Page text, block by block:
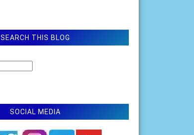
SEARCH THIS BLOG
SOCIAL MEDIA